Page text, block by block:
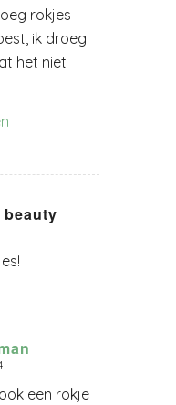
rokjes
ik droeg
het niet
beauty
een rokje